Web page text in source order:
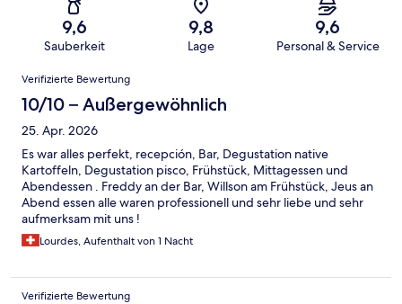
9,6
Sauberkeit
9,8
Lage
9,6
Personal & Service
Bewertungen
Verifizierte Bewertung
10/10 – Außergewöhnlich
25. Apr. 2026
Es war alles perfekt, recepción, Bar, Degustation native
Kartoffeln, Degustation pisco, Frühstück, Mittagessen und
Abendessen . Freddy an der Bar, Willson am Frühstück, Jeus an
Abend essen alle waren professionell und sehr liebe und sehr
aufmerksam mit uns !
Lourdes, Aufenthalt von 1 Nacht
Verifizierte Bewertung